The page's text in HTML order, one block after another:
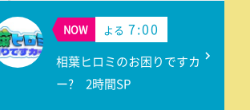
NOW よる 7:00
相葉ヒロミのお困りですカ
ー? 2時間SP